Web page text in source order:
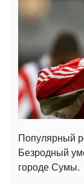
Популярный
Безродный
городе Сумы.